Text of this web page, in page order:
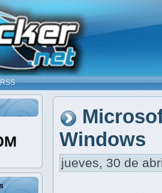
RSS
Windows
jueves, 30 de